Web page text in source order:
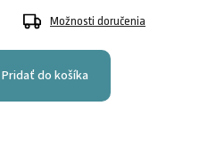
Možnosti doručenia
Pridať do košíka